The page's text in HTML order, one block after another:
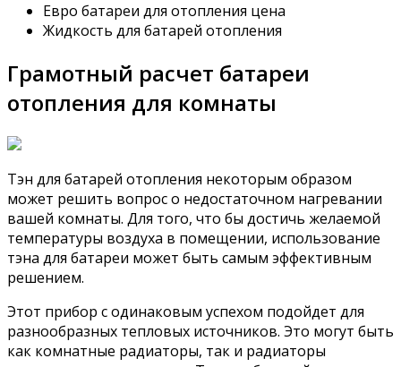
Евро батареи для отопления цена
Жидкость для батарей отопления
Грамотный расчет батареи
отопления для комнаты
Тэн для батарей отопления некоторым образом
может решить вопрос о недостаточном нагревании
вашей комнаты. Для того, что бы достичь желаемой
температуры воздуха в помещении, использование
тэна для батареи может быть самым эффективным
решением.
Этот прибор с одинаковым успехом подойдет для
разнообразных тепловых источников. Это могут быть
как комнатные радиаторы, так и радиаторы